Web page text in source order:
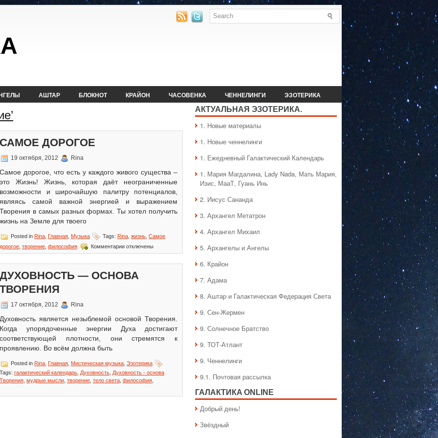
АШТАР БЛОКНОТ КРАЙОН ЧАСОВЕНКА ЧЕННЕЛИНГИ ЭЗОТЕРИКА
САМОЕ ДОРОГОЕ
19 октября, 2012 Rina
Самое дорогое, что есть у каждого живого существа –
это Жизнь! Жизнь, которая даёт неограниченные
возможности и широчайшую палитру потенциалов,
являясь самой важной энергией и выражением
Творения в самых разных формах. Ты хотел получить
жизнь на Земле для твоего
Posted in Rina Главная Музыка Tags: Rina жизнь Самое
дорогое творение философия Комментариик
записи
отключены
ДУХОВНОСТЬ — ОСНОВА
ТВОРЕНИЯ
17 октября, 2012 Rina
Духовность является незыблемой основой Творения.
Когда упорядоченные энергии Духа достигают
соответствующей плотности, они стремятся к
проявлению. Во всём должна быть
Posted in Rina Главная Мистическая музыка Эзотерика
Tags: галактический календарь Духовность Духовность - основа
Творения мудрые мысли творение тело света философия
АКТУАЛЬНАЯ ЭЗОТЕРИКА.
1. Hовые материалы
1. Hовые ченнелинги
1. Ежедневный Галактический Календарь
1. Мария Магдалина, Lady Nada, Мать Мария,
Изис, МааТ, Гуань Инь
2. Иисус Сананда
3. Архангел Метатрон
4. Архангел Михаил
5. Архангелы и Ангелы
6. Крайон
7. Адама
8. Аштар и Галактическая Федерация Света
9. Сен-Жермен
9. Солнечное Братство
9. ТОТ-Атлант
9. Ченнелинги
9.1. Почтовая рассылка
ГАЛАКТИКA ONLINE
Добрый день!
Звёздный